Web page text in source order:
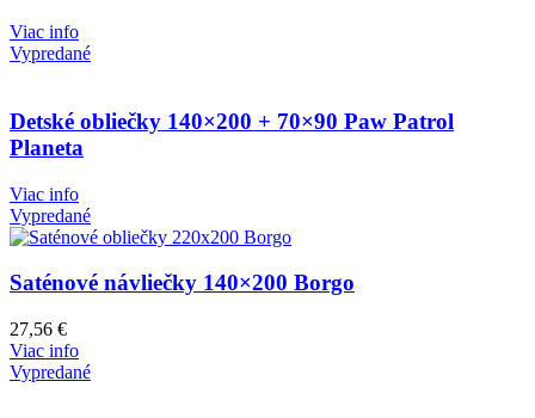
Viac info
Vypredané
Detské obliečky 140×200 + 70×90 Paw Patrol
Planeta
Viac info
Vypredané
Saténové návliečky 140×200 Borgo
27,56 €
Viac info
Vypredané